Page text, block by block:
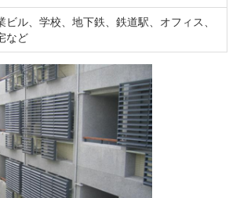
ビル、学校、地下鉄、鉄道駅、オフィス、
など